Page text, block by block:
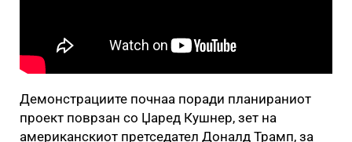
Демонстрациите почнаа поради планираниот
проект поврзан со Џаред Кушнер, зет на
американскиот претседател Доналд Трамп, за